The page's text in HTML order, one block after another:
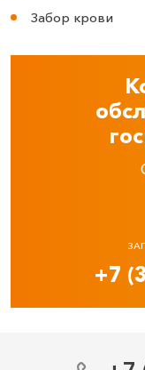
Забор крови
+7